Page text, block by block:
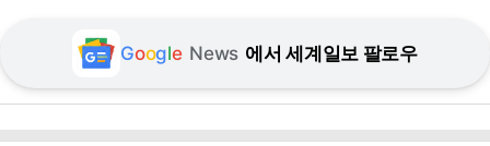
Google News 에서 세계일보 팔로우